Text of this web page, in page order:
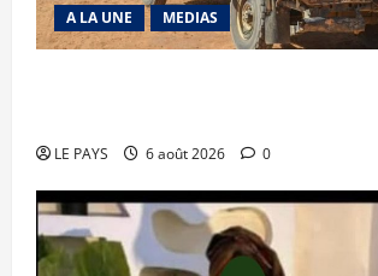
A LA UNE MEDIAS
LE PAYS 6 août 2026 0